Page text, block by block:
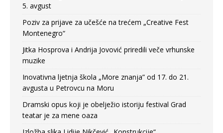
5. avgust
Poziv za prijave za učešće na trećem „Creative Fest
Montenegro“
Jitka Hosprova i Andrija Jovović priredili veče vrhunske
muzike
Inovativna ljetnja škola „More znanja” od 17. do 21.
avgusta u Petrovcu na Moru
Dramski opus koji je obelježio istoriju festival Grad
teatar je za mene oaza